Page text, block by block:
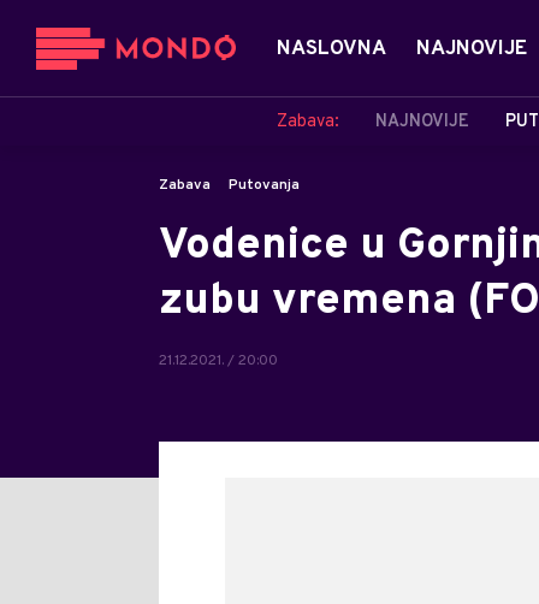
NASLOVNA NAJNOVIJE
Zabava: NAJNOVIJE
Zabava Putovanja
Vodenice u
zubu vremena
21.12.2021. / 20:00